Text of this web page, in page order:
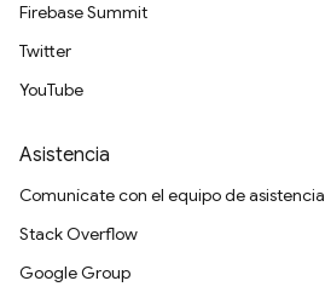
Firebase Summit
Twitter
YouTube
Asistencia
Comunícate con el equipo de asistencia
Stack Overflow
Google Group